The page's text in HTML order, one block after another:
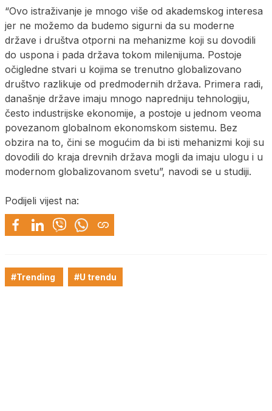
“Ovo istraživanje je mnogo više od akademskog interesa
jer ne možemo da budemo sigurni da su moderne
države i društva otporni na mehanizme koji su dovodili
do uspona i pada država tokom milenijuma. Postoje
očigledne stvari u kojima se trenutno globalizovano
društvo razlikuje od predmodernih država. Primera radi,
današnje države imaju mnogo napredniju tehnologiju,
često industrijske ekonomije, a postoje u jednom veoma
povezanom globalnom ekonomskom sistemu. Bez
obzira na to, čini se mogućim da bi isti mehanizmi koji su
dovodili do kraja drevnih država mogli da imaju ulogu i u
modernom globalizovanom svetu”, navodi se u studiji.
Podijeli vijest na:
#Trending #U trendu